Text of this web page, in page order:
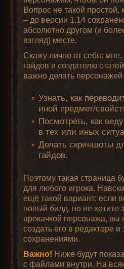
Вопрос не такой простой,
– до версии 1.14
абсолютно другом (и
взгляд) месте.
Скажу лично от себя: мне,
гайдов и создателю
важно делать
Узнать, как
иной предмет/
Посмотреть, как
в тех или иных
Делать скриншоты
гайдов.
Поэтому такая страница
для любого игрока.
ещё такой вариант: если
новый билд, но не хотите
прокачкой персонажа, вы
создать его в редакторе и
сохранениями.
Важно! Ниже будут
с файлами внутри. На